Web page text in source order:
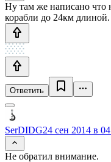
Ну там же написано что
корабли до 24км длиной.
Ответить
SerDIDG24 сен 2014 в
Не обратил внимание.